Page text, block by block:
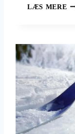
LÆS MERE R
E
T
I
L
V